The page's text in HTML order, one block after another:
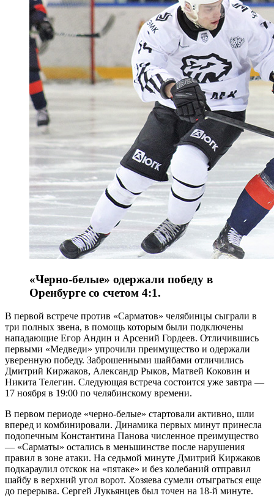
«Черно-белые» одержали победу в
Оренбурге со счетом 4:1.
В первой встрече против «Сарматов» челябинцы сыграли в
три полных звена, в помощь которым были подключены
нападающие Егор Андин и Арсений Гордеев. Отличившись
первыми «Медведи» упрочили преимущество и одержали
уверенную победу. Заброшенными шайбами отличились
Дмитрий Киржаков, Александр Рыков, Матвей Коковин и
Никита Телегин. Следующая встреча состоится уже завтра —
17 ноября в 19:00 по челябинскому времени.
В первом периоде «черно-белые» стартовали активно, шли
вперед и комбинировали. Динамика первых минут принесла
подопечным Константина Панова численное преимущество
— «Сарматы» остались в меньшинстве после нарушения
правил в зоне атаки. На седьмой минуте Дмитрий Киржаков
подкараулил отскок на «пятаке» и без колебаний отправил
шайбу в верхний угол ворот. Хозяева сумели отыграться еще
до перерыва. Сергей Лукьянцев был точен на 18-й минуте.